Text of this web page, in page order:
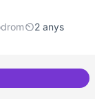
2 anys